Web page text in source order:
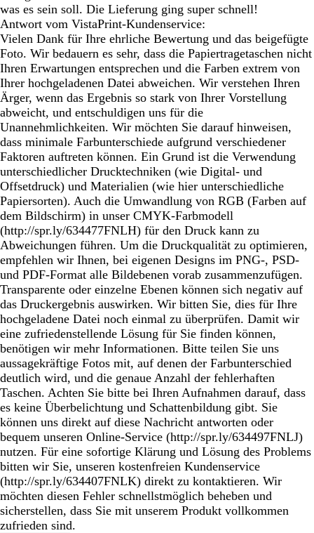
was es sein soll. Die Lieferung ging super schnell!
Antwort vom VistaPrint-Kundenservice:
Vielen Dank für Ihre ehrliche Bewertung und das beigefügte
Foto. Wir bedauern es sehr, dass die Papiertragetaschen nicht
Ihren Erwartungen entsprechen und die Farben extrem von
Ihrer hochgeladenen Datei abweichen. Wir verstehen Ihren
Ärger, wenn das Ergebnis so stark von Ihrer Vorstellung
abweicht, und entschuldigen uns für die
Unannehmlichkeiten. Wir möchten Sie darauf hinweisen,
dass minimale Farbunterschiede aufgrund verschiedener
Faktoren auftreten können. Ein Grund ist die Verwendung
unterschiedlicher Drucktechniken (wie Digital- und
Offsetdruck) und Materialien (wie hier unterschiedliche
Papiersorten). Auch die Umwandlung von RGB (Farben auf
dem Bildschirm) in unser CMYK-Farbmodell
(http://spr.ly/634477FNLH) für den Druck kann zu
Abweichungen führen. Um die Druckqualität zu optimieren,
empfehlen wir Ihnen, bei eigenen Designs im PNG-, PSD-
und PDF-Format alle Bildebenen vorab zusammenzufügen.
Transparente oder einzelne Ebenen können sich negativ auf
das Druckergebnis auswirken. Wir bitten Sie, dies für Ihre
hochgeladene Datei noch einmal zu überprüfen. Damit wir
eine zufriedenstellende Lösung für Sie finden können,
benötigen wir mehr Informationen. Bitte teilen Sie uns
aussagekräftige Fotos mit, auf denen der Farbunterschied
deutlich wird, und die genaue Anzahl der fehlerhaften
Taschen. Achten Sie bitte bei Ihren Aufnahmen darauf, dass
es keine Überbelichtung und Schattenbildung gibt. Sie
können uns direkt auf diese Nachricht antworten oder
bequem unseren Online-Service (http://spr.ly/634497FNLJ)
nutzen. Für eine sofortige Klärung und Lösung des Problems
bitten wir Sie, unseren kostenfreien Kundenservice
(http://spr.ly/634407FNLK) direkt zu kontaktieren. Wir
möchten diesen Fehler schnellstmöglich beheben und
sicherstellen, dass Sie mit unserem Produkt vollkommen
zufrieden sind.